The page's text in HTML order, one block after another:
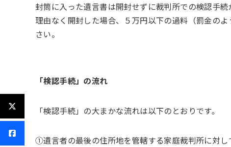
封筒に入った遺言書は開封せずに裁判所での検認手続
理由なく開封した場合、５万円以下の過料（罰金の
さい。
「検認手続」の流れ
「検認手続」の大まかな流れは以下のとおりです。
①遺言者の最後の住所地を管轄する家庭裁判所に対し